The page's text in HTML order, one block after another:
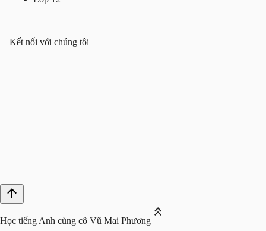
Kết nối với chúng tôi
Học tiếng Anh cùng cô Vũ Mai Phương